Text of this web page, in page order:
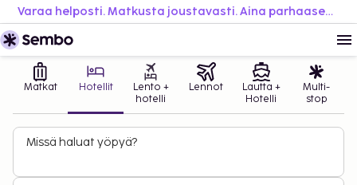
Varaa helposti. Matkusta joustavasti. Aina parhaaseen hintaan.
Matkat Hotellit
Lento +
hotelli
Lennot
Lautta +
Hotelli
Multi-
stop
Missä haluat yöpyä?